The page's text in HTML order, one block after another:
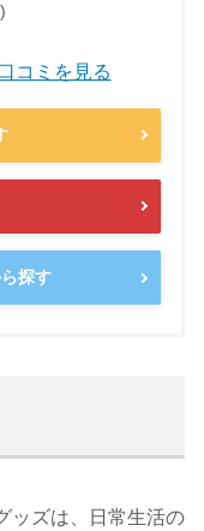
コミを見る
探す
ッズは、日常生活の